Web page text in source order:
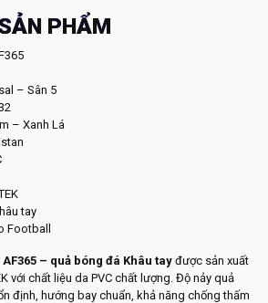
PHẨM
– Sân 5
– Xanh Lá
tay
Football
– quả bóng đá Khâu tay được sản xuất
với chất liệu da PVC chất lượng. Độ nảy quả
định, hướng bay chuẩn, khả năng chống thấm